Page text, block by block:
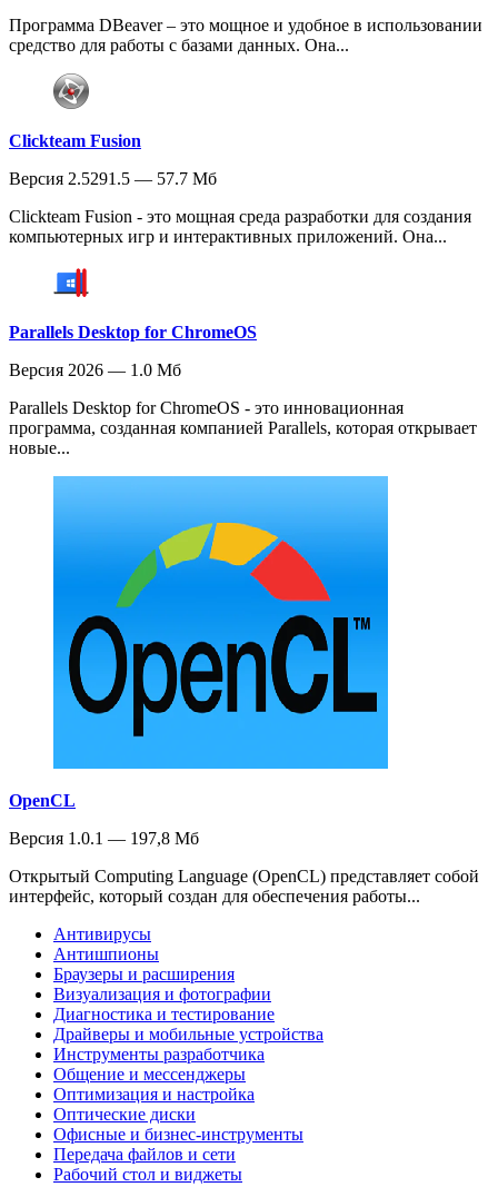
Программа DBeaver – это мощное и удобное в использовании
средство для работы с базами данных. Она...
Clickteam Fusion
Версия 2.5291.5 — 57.7 Мб
Clickteam Fusion - это мощная среда разработки для создания
компьютерных игр и интерактивных приложений. Она...
Parallels Desktop for ChromeOS
Версия 2026 — 1.0 Мб
Parallels Desktop for ChromeOS - это инновационная
программа, созданная компанией Parallels, которая открывает
новые...
OpenCL
Версия 1.0.1 — 197,8 Мб
Открытый Computing Language (OpenCL) представляет собой
интерфейс, который создан для обеспечения работы...
Антивирусы
Антишпионы
Браузеры и расширения
Визуализация и фотографии
Диагностика и тестирование
Драйверы и мобильные устройства
Инструменты разработчика
Общение и мессенджеры
Оптимизация и настройка
Оптические диски
Офисные и бизнес-инструменты
Передача файлов и сети
Рабочий стол и виджеты